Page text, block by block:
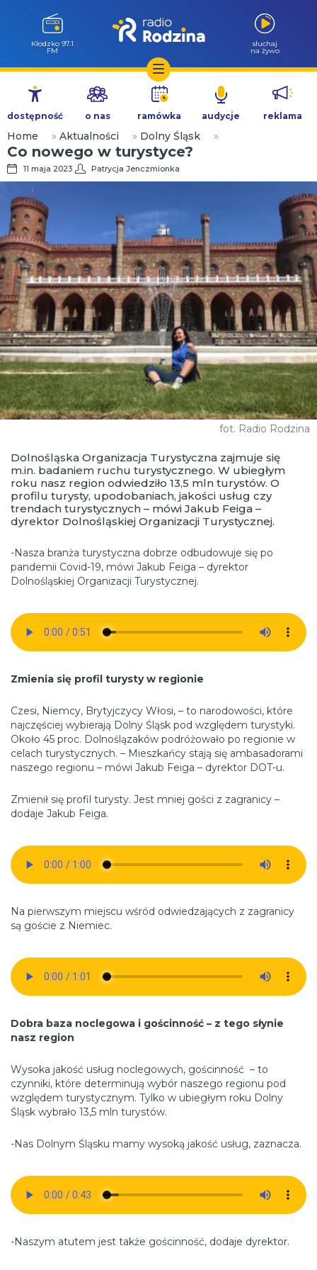
Przejdź
treści
Wołów 99.6
FM
słuchaj
na żywo
dostępność o nas ramówka audycje reklama
Home » Aktualności » Dolny Śląsk »
Co nowego w turystyce?
11 maja 2023 Patrycja Jenczmionka
fot. Radio Rodzina
Dolnośląska Organizacja Turystyczna zajmuje się
m.in. badaniem ruchu turystycznego. W ubiegłym
roku nasz region odwiedziło 13,5 mln turystów. O
profilu turysty, upodobaniach, jakości usług czy
trendach turystycznych – mówi Jakub Feiga –
dyrektor Dolnośląskiej Organizacji Turystycznej.
-Nasza branża turystyczna dobrze odbudowuje się po
pandemii Covid-19, mówi Jakub Feiga – dyrektor
Dolnośląskiej Organizacji Turystycznej.
Zmienia się profil turysty w regionie
Czesi, Niemcy, Brytyjczycy Włosi, – to narodowości, które
najczęściej wybierają Dolny Śląsk pod względem turystyki.
Około 45 proc. Dolnoślązaków podróżowało po regionie w
celach turystycznych. – Mieszkańcy stają się ambasadorami
naszego regionu – mówi Jakub Feiga – dyrektor DOT-u.
Zmienił się profil turysty. Jest mniej gości z zagranicy –
dodaje Jakub Feiga.
Na pierwszym miejscu wśród odwiedzających z zagranicy
są goście z Niemiec.
Dobra baza noclegowa i gościnność – z tego słynie
nasz region
Wysoka jakość usług noclegowych, gościnność – to
czynniki, które determinują wybór naszego regionu pod
względem turystycznym. Tylko w ubiegłym roku Dolny
Śląsk wybrało 13,5 mln turystów.
-Nas Dolnym Śląsku mamy wysoką jakość usług, zaznacza.
-Naszym atutem jest także gościnność, dodaje dyrektor.